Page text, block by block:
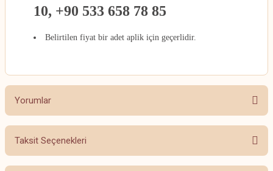
10, +90 533 658 78 85
Belirtilen fiyat bir adet aplik için geçerlidir.
Yorumlar
Bu ürüne ilk yorumu siz yapın!
Taksit Seçenekleri